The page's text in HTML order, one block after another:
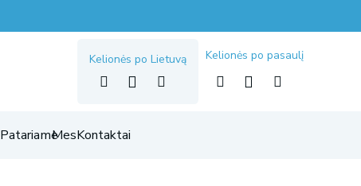
Kelionės po Lietuvą Kelionės po pasaulį
PatariameMesKontaktai